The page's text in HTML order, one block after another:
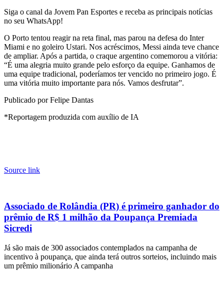
Siga o canal da Jovem Pan Esportes e receba as principais notícias
no seu WhatsApp!
O Porto tentou reagir na reta final, mas parou na defesa do Inter
Miami e no goleiro Ustari. Nos acréscimos, Messi ainda teve chance
de ampliar. Após a partida, o craque argentino comemorou a vitória:
“É uma alegria muito grande pelo esforço da equipe. Ganhamos de
uma equipe tradicional, poderíamos ter vencido no primeiro jogo. É
uma vitória muito importante para nós. Vamos desfrutar”.
Publicado por Felipe Dantas
*Reportagem produzida com auxílio de IA
Source link
Associado de Rolândia (PR) é primeiro ganhador do
prêmio de R$ 1 milhão da Poupança Premiada
Sicredi
Já são mais de 300 associados contemplados na campanha de
incentivo à poupança, que ainda terá outros sorteios, incluindo mais
um prêmio milionário A campanha